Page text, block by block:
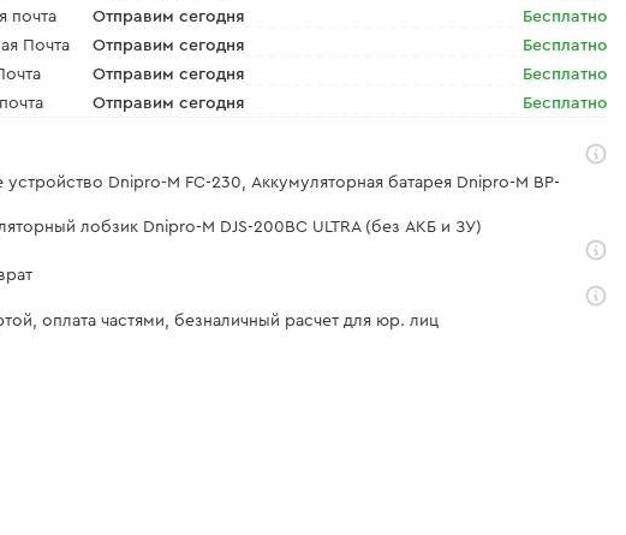
почта
Отправим сегодня
Бесплатно
Почта
Отправим сегодня
Бесплатно
Отправим сегодня
Бесплатно
Отправим сегодня Бесплатно
устройство Dnipro-M FC-230, Аккумуляторная батарея Dnipro-M BP-
лобзик Dnipro-M DJS-200BC ULTRA (без АКБ и ЗУ)
оплата частями, безналичный расчет для юр. лиц